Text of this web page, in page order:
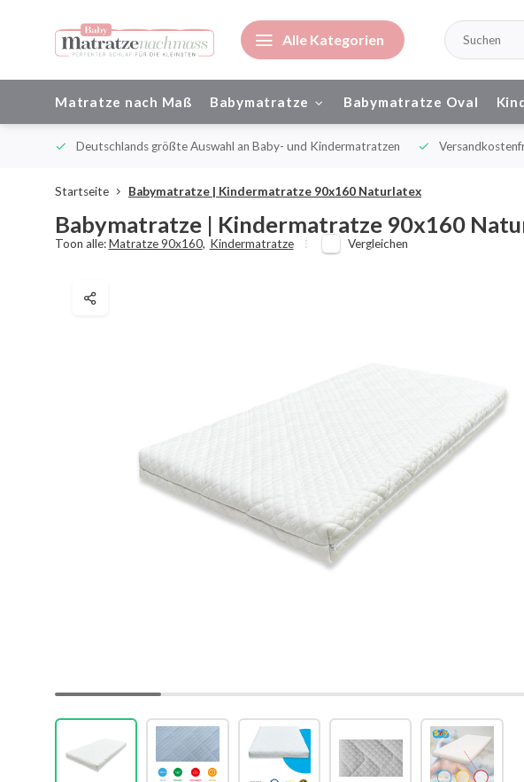
Alle Kategorien
Matratze nach Maß Babymatratze Babymatratze Oval
Deutschlands größte Auswahl an Baby- und Kindermatratzen
Startseite Babymatratze | Kindermatratze 90x160 Naturlatex
Babymatratze | Kindermatratze 90x160
Toon alle:Matratze 90x160, Kindermatratze Vergleichen